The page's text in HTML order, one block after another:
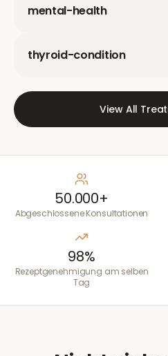
mental-health
thyroid-condition
View All
50.000+
Abgeschlossene Konsultationen
98%
Rezeptgenehmigung am selben
Tag